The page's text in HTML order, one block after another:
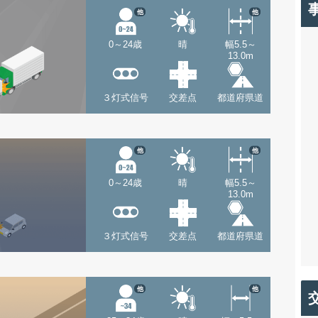
0～24歳
他
晴
幅5.5～
13.0m
他
３灯式信号 交差点 都道府県道
0～24歳
他
晴
幅5.5～
13.0m
他
３灯式信号 交差点 都道府県道
他 他